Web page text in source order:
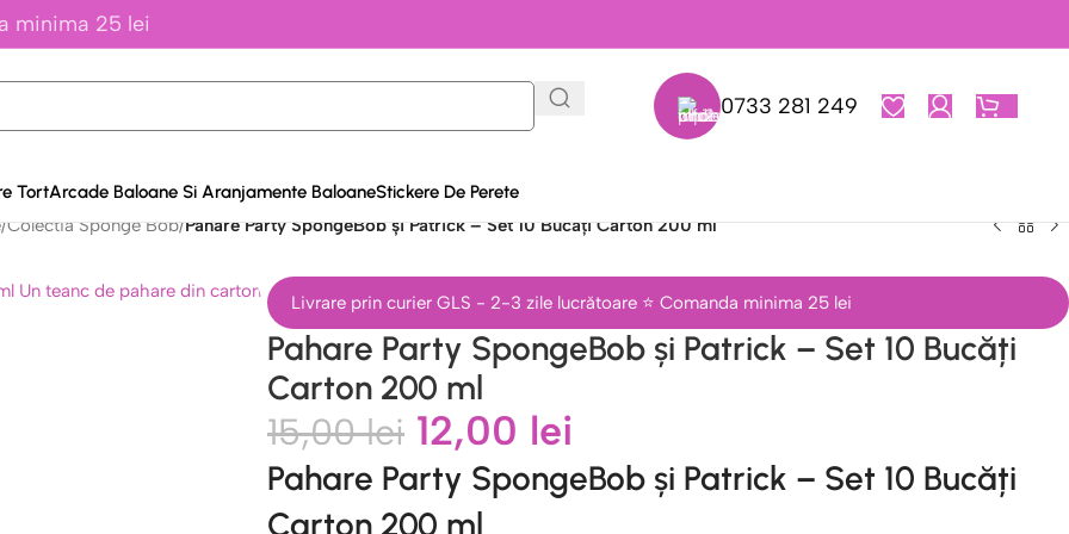
minima 25 lei
0733 281 249
TortArcade Baloane Si Aranjamente BaloaneStickere De Perete
/Colectia Sponge Bob/Pahare Party SpongeBob și Patrick – Set 10 Bucăți Carton 200 ml
Livrare prin curier GLS - 2-3 zile lucrătoare ⭐ Comanda minima 25 lei
Pahare Party SpongeBob și Patrick – Set 10 Bucăți
Carton 200 ml
15,00lei 12,00 lei
Pahare Party SpongeBob și Patrick – Set 10 Bucăți
Carton 200 ml